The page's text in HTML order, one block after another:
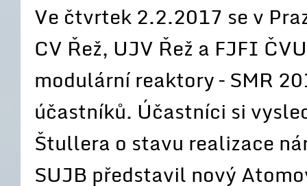
Ve čtvrtek 2.2.2017 se v
CV Řež, UJV Řež a FJFI
modulární reaktory – SMR
účastníků. Účastníci si
Štullera o stavu realizace
SUJB představil nový